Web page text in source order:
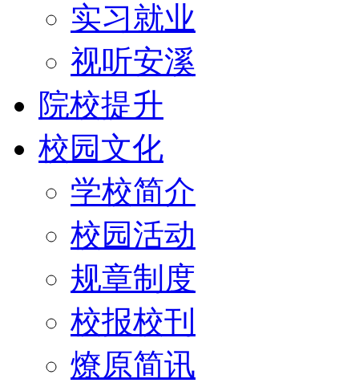
实习就业
视听安溪
院校提升
校园文化
学校简介
校园活动
规章制度
校报校刊
燎原简讯